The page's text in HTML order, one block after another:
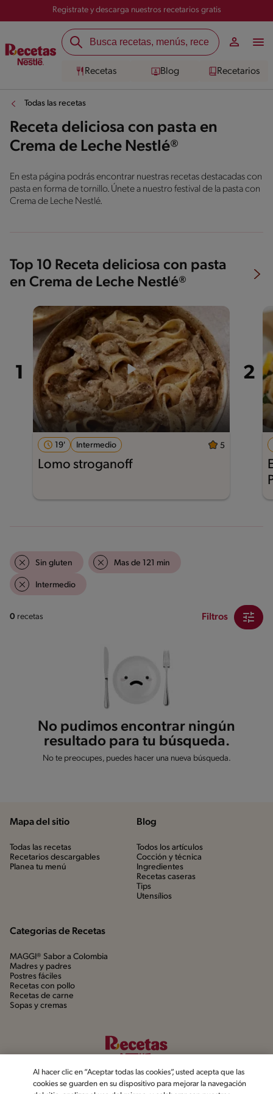
Registrate y descarga nuestros recetarios gratis
Recetas Blog Recetarios
Todas las recetas
Receta deliciosa con pasta en
Crema de Leche Nestlé®
En esta página podrás encontrar nuestras recetas destacadas con
pasta en forma de tornillo. Únete a nuestro festival de la pasta con
Crema de Leche Nestlé.
Top 10 Receta deliciosa con pasta
en Crema de Leche Nestlé®
19' Intermedio 5
Lomo stroganoff
Sin gluten Mas de 121 min
Intermedio
0 recetas Filtros
No pudimos encontrar ningún
resultado para tu búsqueda.
No te preocupes, puedes hacer una nueva búsqueda.
Mapa del sitio
Todas las recetas
Recetarios descargables
Planea tu menú
Blog
Todos los artículos
Cocción y técnica
Ingredientes
Recetas caseras
Tips
Utensílios
Categorias de Recetas
MAGGI® Sabor a Colombia
Madres y padres
Postres fáciles
Recetas con pollo
Recetas de carne
Sopas y cremas
Al hacer clic en “Aceptar todas las cookies”, usted acepta que las
cookies se guarden en su dispositivo para mejorar la navegación